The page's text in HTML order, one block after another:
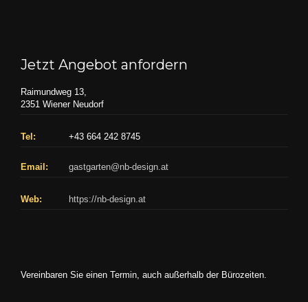
Jetzt Angebot anfordern
Raimundweg 13,
2351 Wiener Neudorf
Tel: +43 664 242 8745
Email: gastgarten@nb-design.at
Web: https://nb-design.at
Vereinbaren Sie einen Termin, auch außerhalb der Bürozeiten.